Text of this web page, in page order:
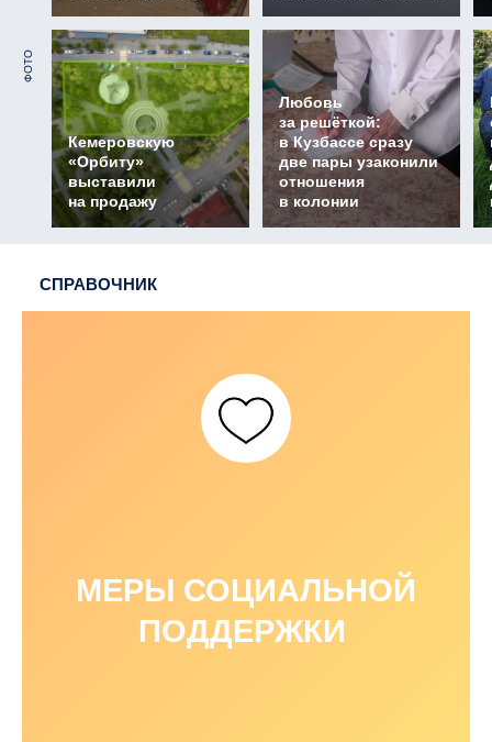
ФОТО
Кемеровскую
«Орбиту»
выставили
на продажу
Любовь
за решёткой:
в Кузбассе сразу
две пары узаконили
отношения
в колонии
СПРАВОЧНИК
МЕРЫ СОЦИАЛЬНОЙ
ПОДДЕРЖКИ